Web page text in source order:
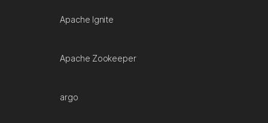
Apache Ignite
Apache Zookeeper
argo